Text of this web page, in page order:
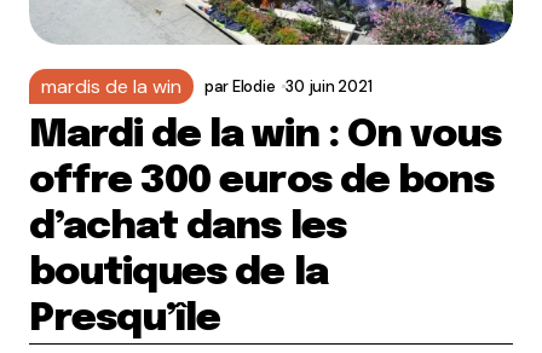
mardis de la win parElodie 30 juin 2021
Mardi de la win : On vous
offre 300 euros de bons
d’achat dans les
boutiques de la
Presqu’île